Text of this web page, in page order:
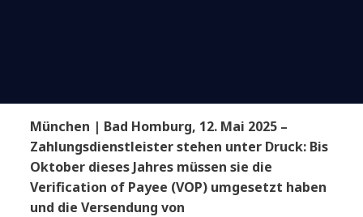
München | Bad Homburg, 12. Mai 2025 –
Zahlungsdienstleister stehen unter Druck: Bis
Oktober dieses Jahres müssen sie die
Verification of Payee (VOP) umgesetzt haben
und die Versendung von